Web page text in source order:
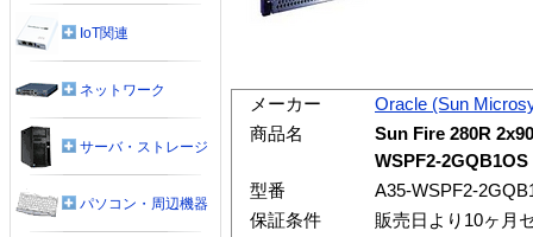
メーカー
Oracle (Sun
商品名
Sun Fire 280R
WSPF2-2GQB1OS
型番
A35-WSPF2-
保証条件
販売日より10ヶ月
IoT関連
ネットワーク
サーバ・ストレージ
パソコン・周辺機器